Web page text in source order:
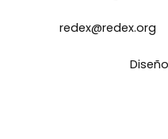
redex@redex.org